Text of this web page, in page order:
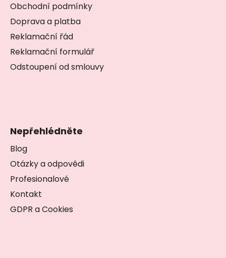
Obchodní podmínky
Doprava a platba
Reklamační řád
Reklamační formulář
Odstoupení od smlouvy
Nepřehlédněte
Blog
Otázky a odpovědi
Profesionalové
Kontakt
GDPR a Cookies